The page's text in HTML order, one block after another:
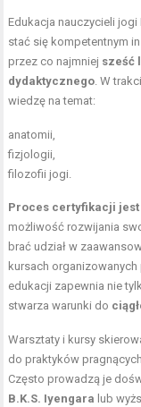
Edukacja nauczycieli
stać się kompetentnym
przez co najmniej sześć
dydaktycznego. W
wiedzę na temat:
anatomii,
fizjologii,
filozofii jogi.
Proces certyfikacji
możliwość rozwijania
brać udział w
kursach
edukacji zapewnia nie
stwarza warunki do
Warsztaty i kursy
do praktyków
Często prowadzą je
B.K.S. Iyengara lub